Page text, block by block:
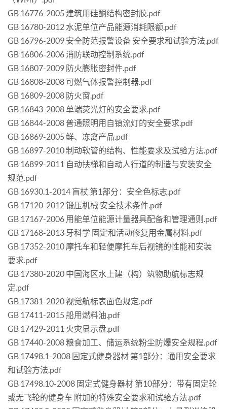
GB 16776-2005 建筑用硅酮结构密封胶.pdf
GB 16780-2012 水泥单位产品能源消耗限额.pdf
GB 16796-2009 安全防范报警设备 安全要求和试验方法.pdf
GB 16806-2006 消防联动控制系统.pdf
GB 16807-2009 防火膨胀密封件.pdf
GB 16808-2008 可燃气体报警控制器.pdf
GB 16809-2008 防火窗.pdf
GB 16843-2008 单端荧光灯的安全要求.pdf
GB 16844-2008 普通照明用自镇流灯的安全要求.pdf
GB 16869-2005 鲜、冻禽产品.pdf
GB 16897-2010 制动软管的结构、性能要求及试验方法.pdf
GB 16899-2011 自动扶梯和自动人行道的制造与安装安全
规范.pdf
GB 16930.1-2014 盲杖 第1部分：安全色标志.pdf
GB 17120-2012 锻压机械 安全技术条件.pdf
GB 17167-2006 用能单位能源计量器具配备和管理通则.pdf
GB 17168-2013 牙科学 固定和活动修复用金属材料.pdf
GB 17352-2010 摩托车和轻便摩托车后视镜的性能和安装
要求.pdf
GB 17380-2020 中国海区水上建（构）筑物助航标志规
定.pdf
GB 17381-2020 视觉航标表面色规定.pdf
GB 17411-2015 船用燃料油.pdf
GB 17429-2011 火灾显示盘.pdf
GB 17440-2008 粮食加工、储运系统粉尘防爆安全规程.pdf
GB 17498.1-2008 固定式健身器材 第1部分：通用安全要求
和试验方法.pdf
GB 17498.10-2008 固定式健身器材 第10部分：带有固定轮
或无飞轮的健身车 附加的特殊安全要求和试验方法.pdf